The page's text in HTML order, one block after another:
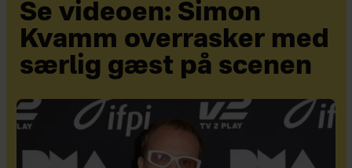
Se videoen: Simon
Kvamm overrasker med
særlig gæst på scenen